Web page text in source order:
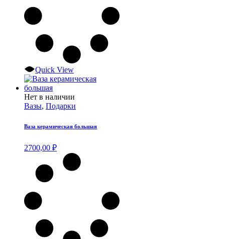
Quick View
Нет в наличии
Вазы, Подарки
Ваза керамическая большая
2700,00 ₽